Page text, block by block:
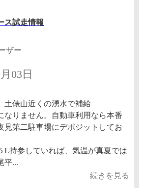
ス試走情報
ザー
03日
土俵山近くの湧水で補給
なりません。自動車利用なら本番
見第二駐車場にデポジットしてお
L持参していれば、気温が真夏では
平...
続きを見る